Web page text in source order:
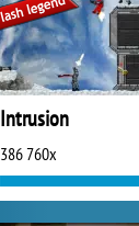
Intrusion
386 760x